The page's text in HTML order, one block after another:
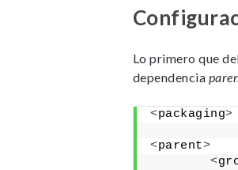
Lo primero que
dependencia
<packaging>
<parent>
<